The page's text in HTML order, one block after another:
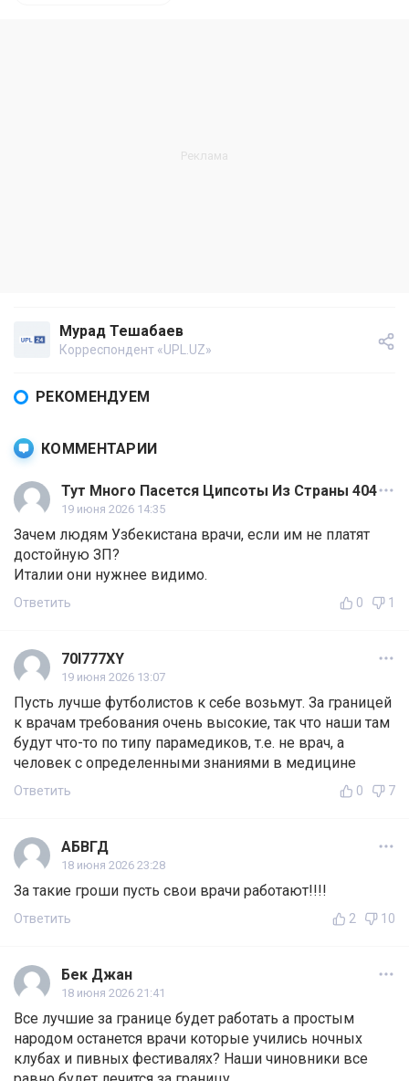
Мурад Тешабаев
Корреспондент «UPL.UZ»
РЕКОМЕНДУЕМ
КОММЕНТАРИИ
Тут Много Пасется Ципсоты Из Страны 404
19 июня 2026 14:35
Зачем людям Узбекистана врачи, если им не платят
достойную ЗП?
Италии они нужнее видимо.
Ответить 0 1
70I777XY
19 июня 2026 13:07
Пусть лучше футболистов к себе возьмут. За границей
к врачам требования очень высокие, так что наши там
будут что-то по типу парамедиков, т.е. не врач, а
человек с определенными знаниями в медицине
Ответить 0 7
АБВГД
18 июня 2026 23:28
За такие гроши пусть свои врачи работают!!!!
Ответить 2 10
Бек Джан
18 июня 2026 21:41
Все лучшие за границе будет работать а простым
народом останется врачи которые учились ночных
клубах и пивных фестивалях? Наши чиновники все